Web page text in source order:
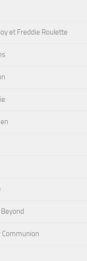
et Freddie Roulette
Communion